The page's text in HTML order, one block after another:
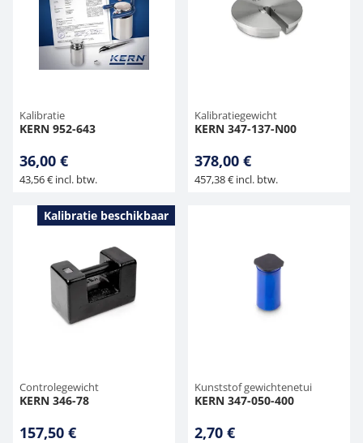
Kalibratie
KERN 952-643
36,00 €
43,56 € incl. btw.
Kalibratiegewicht
KERN 347-137-N00
378,00 €
457,38 € incl. btw.
Kalibratie beschikbaar
Controlegewicht
KERN 346-78
157,50 €
Kunststof gewichtenetui
KERN 347-050-400
2,70 €